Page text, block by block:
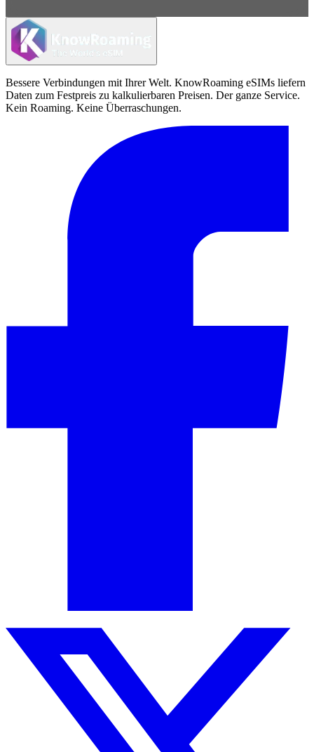
Bessere Verbindungen mit Ihrer Welt. KnowRoaming eSIMs liefern
Daten zum Festpreis zu kalkulierbaren Preisen. Der ganze Service.
Kein Roaming. Keine Überraschungen.